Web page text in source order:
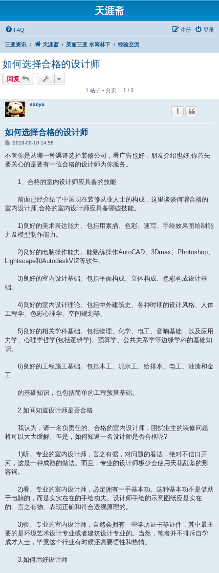
天涯斋
FAQ 登录
注册
三亚资讯 天涯斋 美丽三亚 水南林下 经验交流
如何选择合格的设计师
回复
1 帖子 • 分页： 1 / 1
sanya
如何选择合格的设计师
帖
2010-09-10 14:58
不管你是从哪一种渠道选择装修公司，看广告也好，朋友介绍也好,你首先
要关心的是要有一位合格的设计师为你服务。
1、合格的室内设计师应具备的技能
前面已经介绍了中国现在装修从业人士的构成，这里谈谈何谓合格的
室内设计师,合格的室内设计师应具备哪些技能。
1)良好的美术表达能力。包括用素描、色彩、速写、手绘效果图绘制能
力及模型制作能力。
2)良好的电脑操作能力。能熟练操作AutoCAD、3Dmax、Photoshop、
Lightscape和AutodeskVIZ等软件。
3)良好的室内设计基础。包括平面构成、立体构成、色彩构成设计基
础。
4)良好的室内设计理论。包括中外建筑史、各种时期的设计风格、人体
工程学、色彩心理学、空间规划等。
5)良好的相关学科基础。包括物理、化学、电工、音响基础，以及应用
力学、心理学哲学(包括逻辑学)、预算学、公共关系学等边缘学科的基础知
识。
6)良好的工程施工基础。包括木工、泥水工、给排水、电工、油漆和金
工
的基础知识，也包括简单的工程预算基础。
2.如间知道设计师是否合格
我认为，请一名负责任的、合格的室内设计师，困扰业主的装修问题
将可以大大缓解。但是，如何知道一名设计师是否合格呢?
1)听。专业的室内设计师，言之有据，对问题的看法，绝对不信口开
河，这是一种成熟的做法。而且，专业的设计师极少会使用天花乱坠的形
容词。
2)看。专业的室内设计师，必定拥有一手基本功。这种基本功不是借助
于电脑的，而是实实在在的手绘功夫。设计师手绘的示意图纸应是实在
的、言之有物、表现正确和符合透视原理的。
3)验。专业的室内设计师，自然会拥有—些学历证书等证件，其中最主
要的是环境艺术设计专业或者建筑设计专业的。当然，笔者并不排斥自学
成才人士，毕竟这个行业有时候还需要悟性和热情。
3.如何用好设计师